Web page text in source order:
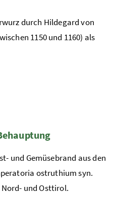
durch Hildegard von
1150 und 1160) als
und Gemüsebrand aus den
ostruthium syn.
und Osttirol.